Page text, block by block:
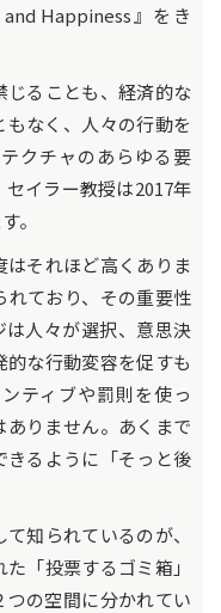
Happiness』をき
ることも、経済的な
なく、人々の行動を
クチャのあらゆる要
イラー教授は2017年
。
それほど高くありま
ており、その重要性
は人々が選択、意思決
な行動変容を促すも
ティブや罰則を使っ
りません。あくまで
きるように「そっと後
知られているのが、
「投票するゴミ箱」
の空間に分かれてい